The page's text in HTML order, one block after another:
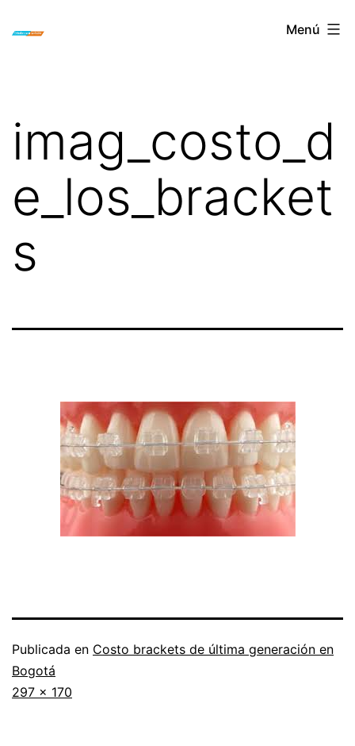
ORTODONCIA
Menú
imag_costo_d
e_los_bracket
s
Publicada en Costo brackets de última generación en
Bogotá
Tamaño
297 × 170